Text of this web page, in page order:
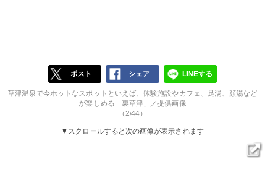
ポスト シェア LINEする
草津温泉で今ホットなスポットといえば、体験施設やカフェ、足湯、顔湯など
が楽しめる「裏草津」／提供画像
（2/44）
▼スクロールすると次の画像が表示されます